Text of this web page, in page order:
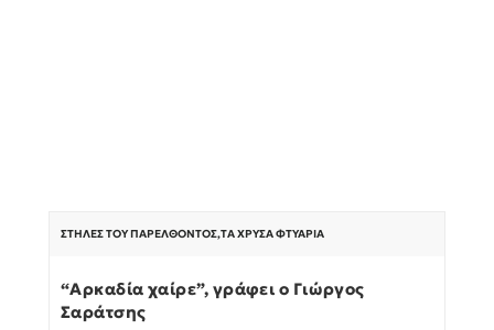
ΣΤΉΛΕΣ ΤΟΥ ΠΑΡΕΛΘΌΝΤΟΣ,ΤΑ ΧΡΥΣΆ ΦΤΥΆΡΙΑ
“Αρκαδία χαίρε”, γράφει ο Γιώργος
Σαράτσης